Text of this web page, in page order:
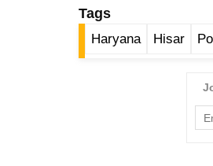
Tags
Haryana Hisar